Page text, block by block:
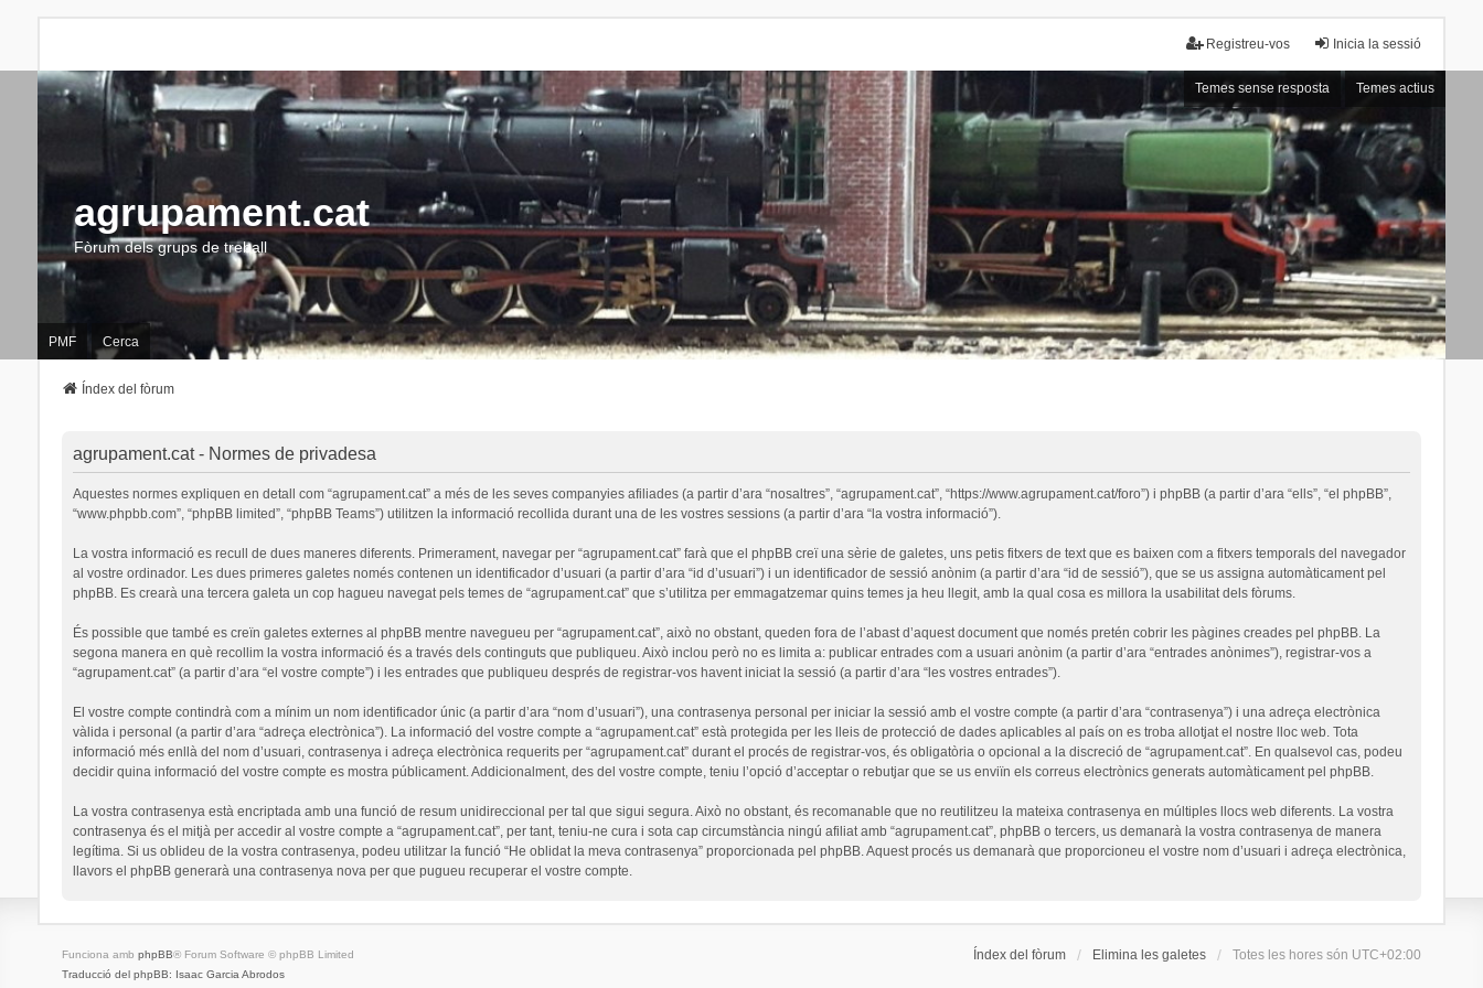
Inicia la sessió
Registreu-vos
Temes sense resposta Temes actius
agrupament.cat
Fòrum dels grups de treball
PMF Cerca
Índex del fòrum
agrupament.cat - Normes de privadesa
Aquestes normes expliquen en detall com “agrupament.cat” a més de les seves companyies afiliades (a partir d’ara “nosaltres”, “agrupament.cat”, “https://www.agrupament.cat/foro”) i phpBB (a partir d’ara “ells”, “el phpBB”,
“www.phpbb.com”, “phpBB limited”, “phpBB Teams”) utilitzen la informació recollida durant una de les vostres sessions (a partir d’ara “la vostra informació”).
La vostra informació es recull de dues maneres diferents. Primerament, navegar per “agrupament.cat” farà que el phpBB creï una sèrie de galetes, uns petis fitxers de text que es baixen com a fitxers temporals del navegador
al vostre ordinador. Les dues primeres galetes només contenen un identificador d’usuari (a partir d’ara “id d’usuari”) i un identificador de sessió anònim (a partir d’ara “id de sessió”), que se us assigna automàticament pel
phpBB. Es crearà una tercera galeta un cop hagueu navegat pels temes de “agrupament.cat” que s’utilitza per emmagatzemar quins temes ja heu llegit, amb la qual cosa es millora la usabilitat dels fòrums.
És possible que també es creïn galetes externes al phpBB mentre navegueu per “agrupament.cat”, això no obstant, queden fora de l’abast d’aquest document que només pretén cobrir les pàgines creades pel phpBB. La
segona manera en què recollim la vostra informació és a través dels continguts que publiqueu. Això inclou però no es limita a: publicar entrades com a usuari anònim (a partir d’ara “entrades anònimes”), registrar-vos a
“agrupament.cat” (a partir d’ara “el vostre compte”) i les entrades que publiqueu després de registrar-vos havent iniciat la sessió (a partir d’ara “les vostres entrades”).
El vostre compte contindrà com a mínim un nom identificador únic (a partir d’ara “nom d’usuari”), una contrasenya personal per iniciar la sessió amb el vostre compte (a partir d’ara “contrasenya”) i una adreça electrònica
vàlida i personal (a partir d’ara “adreça electrònica”). La informació del vostre compte a “agrupament.cat” està protegida per les lleis de protecció de dades aplicables al país on es troba allotjat el nostre lloc web. Tota
informació més enllà del nom d’usuari, contrasenya i adreça electrònica requerits per “agrupament.cat” durant el procés de registrar-vos, és obligatòria o opcional a la discreció de “agrupament.cat”. En qualsevol cas, podeu
decidir quina informació del vostre compte es mostra públicament. Addicionalment, des del vostre compte, teniu l’opció d’acceptar o rebutjar que se us enviïn els correus electrònics generats automàticament pel phpBB.
La vostra contrasenya està encriptada amb una funció de resum unidireccional per tal que sigui segura. Això no obstant, és recomanable que no reutilitzeu la mateixa contrasenya en múltiples llocs web diferents. La vostra
contrasenya és el mitjà per accedir al vostre compte a “agrupament.cat”, per tant, teniu-ne cura i sota cap circumstància ningú afiliat amb “agrupament.cat”, phpBB o tercers, us demanarà la vostra contrasenya de manera
legítima. Si us oblideu de la vostra contrasenya, podeu utilitzar la funció “He oblidat la meva contrasenya” proporcionada pel phpBB. Aquest procés us demanarà que proporcioneu el vostre nom d’usuari i adreça electrònica,
llavors el phpBB generarà una contrasenya nova per que pugueu recuperar el vostre compte.
Índex del fòrum Elimina les galetes Totes les hores són UTC+02:00
Funciona amb phpBB® Forum Software © phpBB Limited
Traducció del phpBB: Isaac Garcia Abrodos